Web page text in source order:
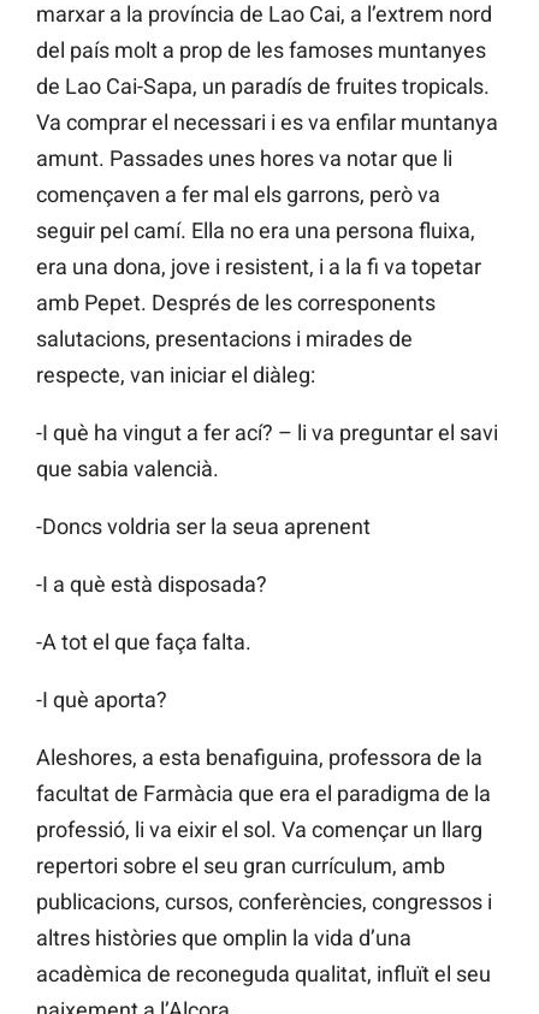
marxar a la província de Lao Cai, a l’extrem nord
del país molt a prop de les famoses muntanyes
de Lao Cai-Sapa, un paradís de fruites tropicals.
Va comprar el necessari i es va enfilar muntanya
amunt. Passades unes hores va notar que li
començaven a fer mal els garrons, però va
seguir pel camí. Ella no era una persona fluixa,
era una dona, jove i resistent, i a la fi va topetar
amb Pepet. Després de les corresponents
salutacions, presentacions i mirades de
respecte, van iniciar el diàleg:
-I què ha vingut a fer ací? – li va preguntar el savi
que sabia valencià.
-Doncs voldria ser la seua aprenent
-I a què està disposada?
-A tot el que faça falta.
-I què aporta?
Aleshores, a esta benafiguina, professora de la
facultat de Farmàcia que era el paradigma de la
professió, li va eixir el sol. Va començar un llarg
repertori sobre el seu gran currículum, amb
publicacions, cursos, conferències, congressos i
altres històries que omplin la vida d’una
acadèmica de reconeguda qualitat, influït el seu